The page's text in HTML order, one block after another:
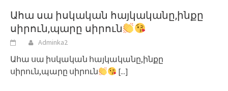
Ահա սա իսկական հայկականը,ինքը
սիրուն,պարը սիրուն
Adminka2
Ահա սա իսկական հայկականը,ինքը
սիրուն,պարը սիրուն
[...]